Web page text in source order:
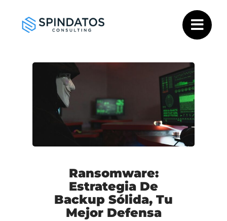
contenido
Ransomware:
Estrategia De
Backup Sólida, Tu
Mejor Defensa